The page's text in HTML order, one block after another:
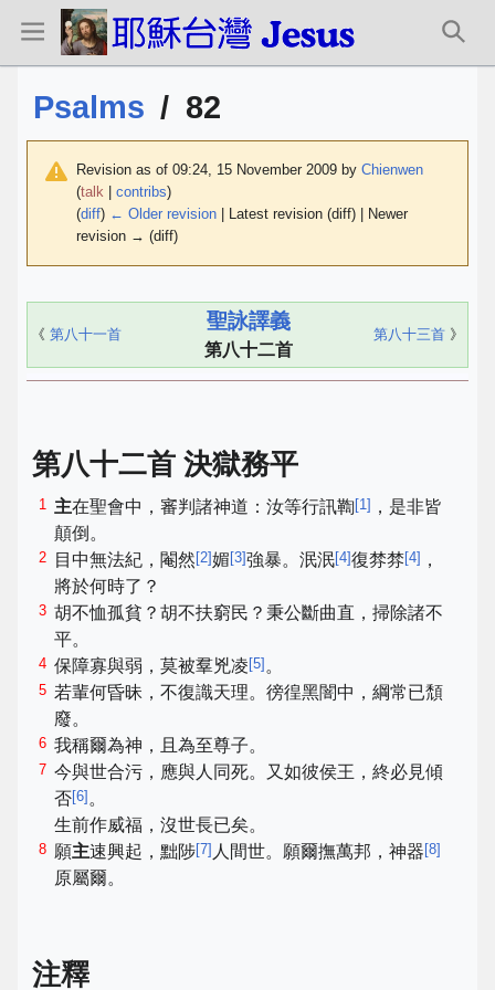
Psalms / 82
Revision as of 09:24, 15 November 2009 by Chienwen
(talk contribs)
(diff) ← Older revision | Latest revision (diff) | Newer
revision → (diff)
《 第八十一首
聖詠譯義
第八十二首
第八十三首 》
第八十二首 決獄務平
1 主在聖會中，審判諸神道：汝等行訊鞫[1] ，是非皆
顛倒。
2 目中無法紀，閹然 [2]媚 [3]強暴。泯泯[4]復棼棼[4] ，
將於何時了？
3 胡不恤孤貧？胡不扶窮民？秉公斷曲直，掃除諸不
平。
4 保障寡與弱，莫被羣兇凌 [5] 。
5 若輩何昏昧，不復識天理。徬徨黑闇中，綱常已頹
廢。
6 我稱爾為神，且為至尊子。
7 今與世合污，應與人同死。又如彼侯王，終必見傾
否[6] 。
生前作威福，沒世長已矣。
8 願主速興起，黜陟[7] 人間世。願爾撫萬邦，神器 [8]
原屬爾。
注釋